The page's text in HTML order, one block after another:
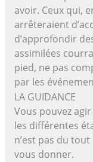
avoir. Ceux qui,
arrêteraient
d’approfondir
assimilées
pied, ne pas
par les
LA GUIDANCE
Vous pouvez
les différentes
n’est pas du
vous donner.